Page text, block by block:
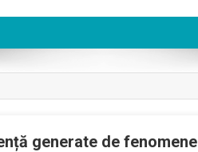
generate de fenomene